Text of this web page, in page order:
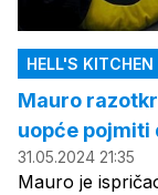
HELL'S KITCHEN
Mauro
uopće pojmiti
31.05.2024 21:35
Mauro je